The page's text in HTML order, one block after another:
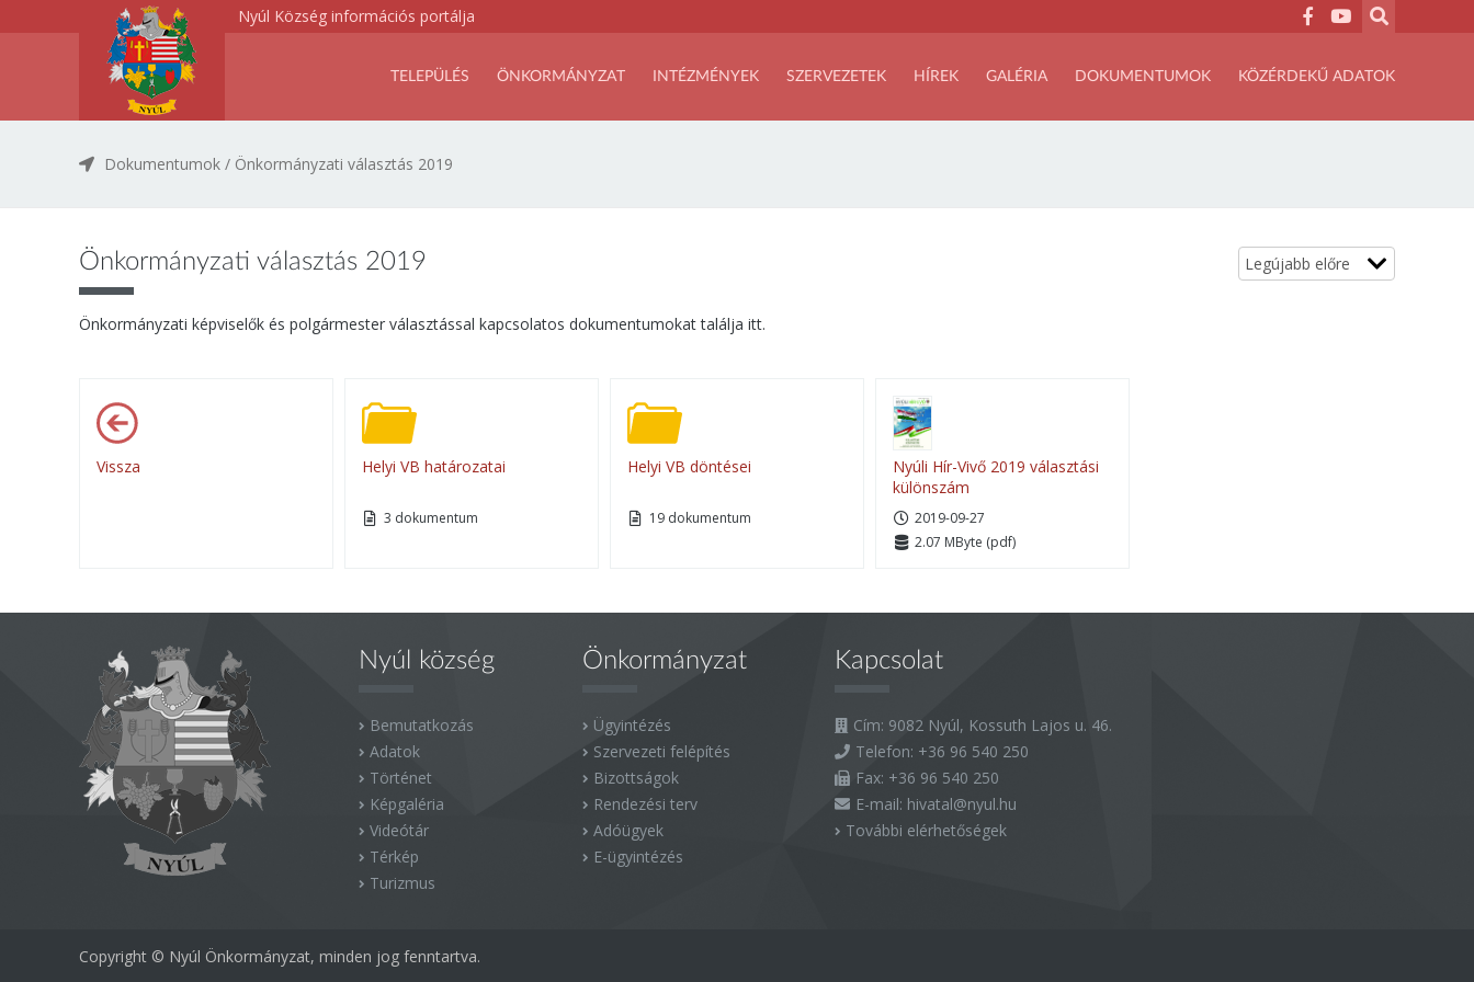
Nyúl Község információs portálja
TELEPÜLÉS ÖNKORMÁNYZAT INTÉZMÉNYEK SZERVEZETEK HÍREK GALÉRIA DOKUMENTUMOK KÖZÉRDEKŰ ADATOK
Dokumentumok / Önkormányzati választás 2019
Önkormányzati választás 2019
Önkormányzati képviselők és polgármester választással kapcsolatos dokumentumokat találja itt.
Vissza Helyi VB határozatai
3 dokumentum
Helyi VB döntései
19 dokumentum
Nyúli Hír-Vivő 2019 választási
különszám
2019-09-27
2.07 MByte (pdf)
Nyúl község
Bemutatkozás
Adatok
Történet
Képgaléria
Videótár
Térkép
Turizmus
Önkormányzat
Ügyintézés
Szervezeti felépítés
Bizottságok
Rendezési terv
Adóügyek
E-ügyintézés
Kapcsolat
Cím: 9082 Nyúl, Kossuth Lajos u. 46.
Telefon: +36 96 540 250
Fax: +36 96 540 250
E-mail: hivatal@nyul.hu
További elérhetőségek
Copyright © Nyúl Önkormányzat, minden jog fenntartva.